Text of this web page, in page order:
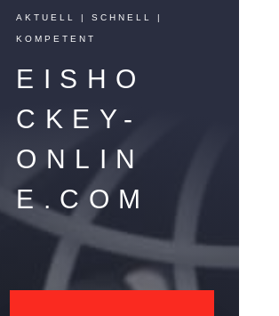
AKTUELL | SCHNELL |
KOMPETENT
EISHO
CKEY-
ONLIN
E.COM